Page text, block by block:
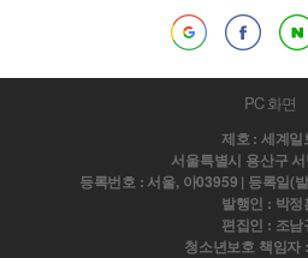
PC 화면
제호 : 세계일
서울특별시 용산구
등록번호 : 서울, 아03959 | 등록일(
발행인 : 박정
편집인 : 조남
청소년보호 책임자